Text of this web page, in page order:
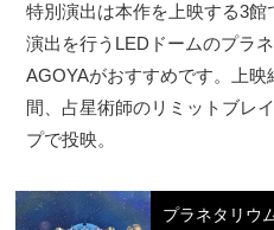
特別演出は本作を上映する3
演出を行うLEDドームのプラ
AGOYAがおすすめです。上
間、占星術師のリミットブレ
プで投映。
プラネタリウ